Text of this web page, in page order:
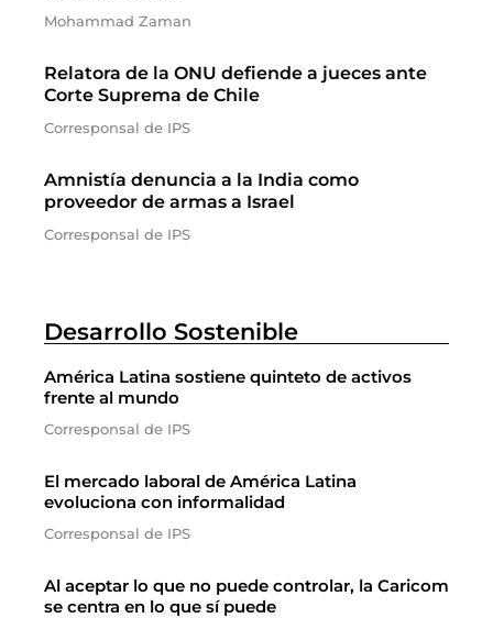
Mohammad Zaman
Relatora de la ONU defiende a jueces ante
Corte Suprema de Chile
Corresponsal de IPS
Amnistía denuncia a la India como
proveedor de armas a Israel
Corresponsal de IPS
Desarrollo Sostenible
América Latina sostiene quinteto de activos
frente al mundo
Corresponsal de IPS
El mercado laboral de América Latina
evoluciona con informalidad
Corresponsal de IPS
Al aceptar lo que no puede controlar, la Caricom
se centra en lo que sí puede